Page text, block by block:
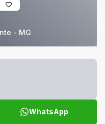
- MG
WhatsApp